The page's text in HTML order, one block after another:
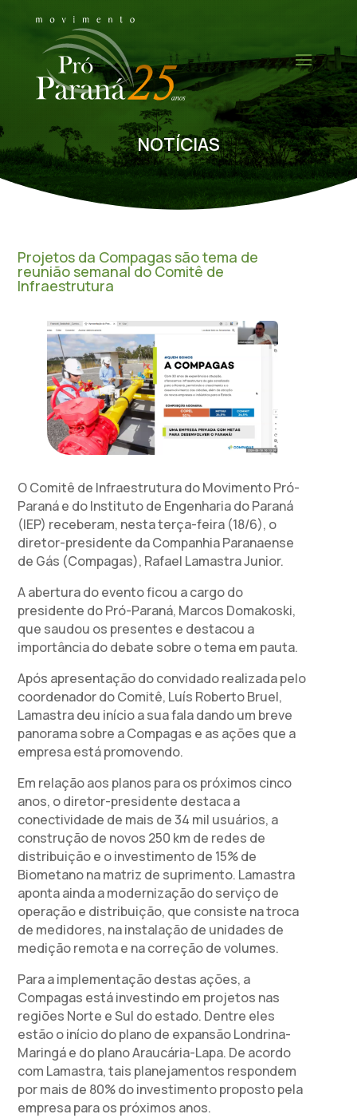
NOTÍCIAS
Projetos da Compagas são tema de
reunião semanal do Comitê de
Infraestrutura
O Comitê de Infraestrutura do Movimento Pró-
Paraná e do Instituto de Engenharia do Paraná
(IEP) receberam, nesta terça-feira (18/6), o
diretor-presidente da Companhia Paranaense
de Gás (Compagas), Rafael Lamastra Junior.
A abertura do evento ficou a cargo do
presidente do Pró-Paraná, Marcos Domakoski,
que saudou os presentes e destacou a
importância do debate sobre o tema em pauta.
Após apresentação do convidado realizada pelo
coordenador do Comitê, Luís Roberto Bruel,
Lamastra deu início a sua fala dando um breve
panorama sobre a Compagas e as ações que a
empresa está promovendo.
Em relação aos planos para os próximos cinco
anos, o diretor-presidente destaca a
conectividade de mais de 34 mil usuários, a
construção de novos 250 km de redes de
distribuição e o investimento de 15% de
Biometano na matriz de suprimento. Lamastra
aponta ainda a modernização do serviço de
operação e distribuição, que consiste na troca
de medidores, na instalação de unidades de
medição remota e na correção de volumes.
Para a implementação destas ações, a
Compagas está investindo em projetos nas
regiões Norte e Sul do estado. Dentre eles
estão o início do plano de expansão Londrina-
Maringá e do plano Araucária-Lapa. De acordo
com Lamastra, tais planejamentos respondem
por mais de 80% do investimento proposto pela
empresa para os próximos anos.